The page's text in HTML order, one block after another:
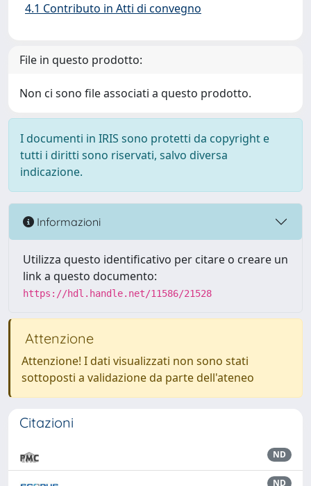
4.1 Contributo in Atti di convegno
File in questo prodotto:
Non ci sono file associati a questo prodotto.
I documenti in IRIS sono protetti da copyright e
tutti i diritti sono riservati, salvo diversa
indicazione.
Informazioni
Utilizza questo identificativo per citare o creare un
link a questo documento:
https://hdl.handle.net/11586/21528
Attenzione
Attenzione! I dati visualizzati non sono stati
sottoposti a validazione da parte dell'ateneo
Citazioni
ND
ND